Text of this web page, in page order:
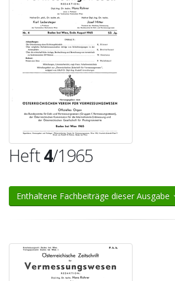
Heft4/1965
Enthaltene Fachbeiträge dieser Ausgabe